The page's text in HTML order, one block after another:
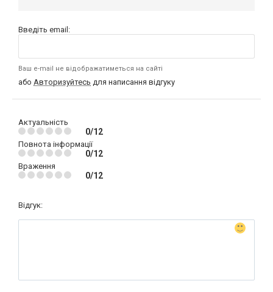
Введіть email:
Ваш e-mail не відображатиметься на сайті
або Авторизуйтесь для написання відгуку
Актуальність
0/12
Повнота інформації
0/12
Враження
0/12
Відгук: